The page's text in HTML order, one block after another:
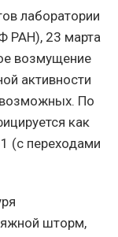
лаборатории
РАН), 23 марта
возмущение
активности
возможных. По
как
(с переходами
шторм,